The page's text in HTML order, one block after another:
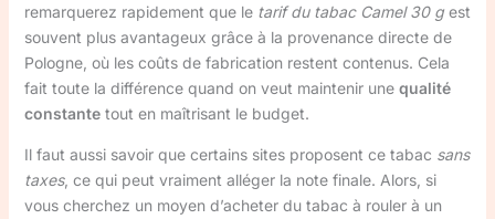
remarquerez rapidement que le tarif du tabac Camel 30 gest
souvent plus avantageux grâce à la provenance directe de
Pologne, où les coûts de fabrication restent contenus. Cela
fait toute la différence quand on veut maintenir une qualité
constantetout en maîtrisant le budget.
Il faut aussi savoir que certains sites proposent ce tabac sans
taxes, ce qui peut vraiment alléger la note finale. Alors, si
vous cherchez un moyen d’acheter du tabac à rouler à un